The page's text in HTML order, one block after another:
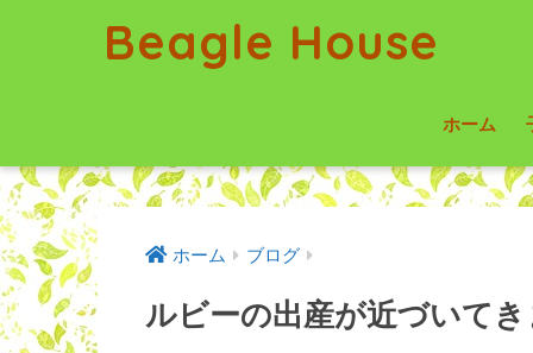
Beagle House
ホーム
ホーム ブログ
ルビーの出産が近づいて